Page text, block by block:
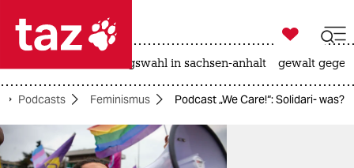
 taz zahl ich
taz zahl ich
themen

taz zahl ich
landtagswahl in sachsen-anhalt gewalt
Podcasts Feminismus Podcast „We Care!“: Solidari- was?